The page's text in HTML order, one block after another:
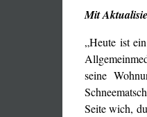
Mit
„Heute ist
seine
Seite wich,